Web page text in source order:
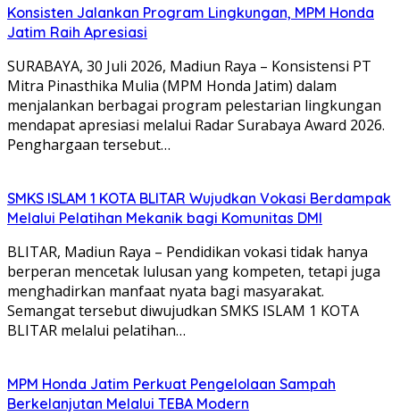
Konsisten Jalankan Program Lingkungan, MPM Honda
Jatim Raih Apresiasi
SURABAYA, 30 Juli 2026, Madiun Raya – Konsistensi PT
Mitra Pinasthika Mulia (MPM Honda Jatim) dalam
menjalankan berbagai program pelestarian lingkungan
mendapat apresiasi melalui Radar Surabaya Award 2026.
Penghargaan tersebut…
SMKS ISLAM 1 KOTA BLITAR Wujudkan Vokasi Berdampak
Melalui Pelatihan Mekanik bagi Komunitas DMI
BLITAR, Madiun Raya – Pendidikan vokasi tidak hanya
berperan mencetak lulusan yang kompeten, tetapi juga
menghadirkan manfaat nyata bagi masyarakat.
Semangat tersebut diwujudkan SMKS ISLAM 1 KOTA
BLITAR melalui pelatihan…
MPM Honda Jatim Perkuat Pengelolaan Sampah
Berkelanjutan Melalui TEBA Modern